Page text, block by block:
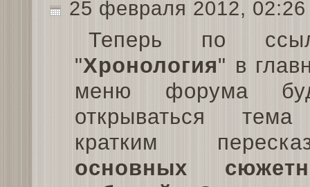
25 февраля 2012,
Теперь по
"Хронология" в
меню форума
открываться
кратким
основных